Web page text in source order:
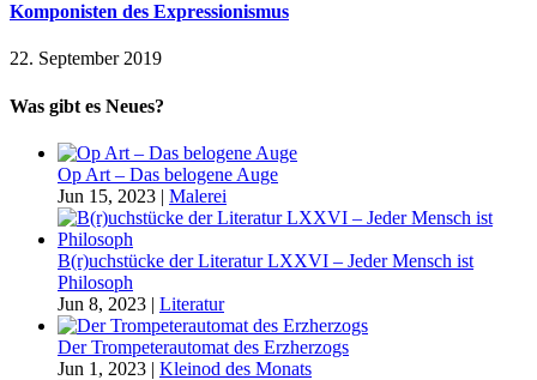
Komponisten des Expressionismus
22. September 2019
Was gibt es Neues?
Op Art – Das belogene Auge
Jun 15, 2023 | Malerei
B(r)uchstücke der Literatur LXXVI – Jeder Mensch ist
Philosoph
Jun 8, 2023 | Literatur
Der Trompeterautomat des Erzherzogs
Jun 1, 2023 | Kleinod des Monats